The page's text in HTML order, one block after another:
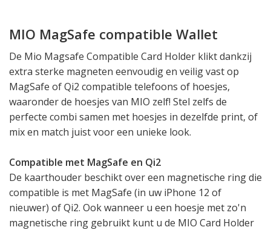
MIO MagSafe compatible Wallet
De Mio Magsafe Compatible Card Holder klikt dankzij
extra sterke magneten eenvoudig en veilig vast op
MagSafe of Qi2 compatible telefoons of hoesjes,
waaronder de hoesjes van MIO zelf! Stel zelfs de
perfecte combi samen met hoesjes in dezelfde print, of
mix en match juist voor een unieke look.
Compatible met MagSafe en Qi2
De kaarthouder beschikt over een magnetische ring die
compatible is met MagSafe (in uw iPhone 12 of
nieuwer) of Qi2. Ook wanneer u een hoesje met zo'n
magnetische ring gebruikt kunt u de MIO Card Holder